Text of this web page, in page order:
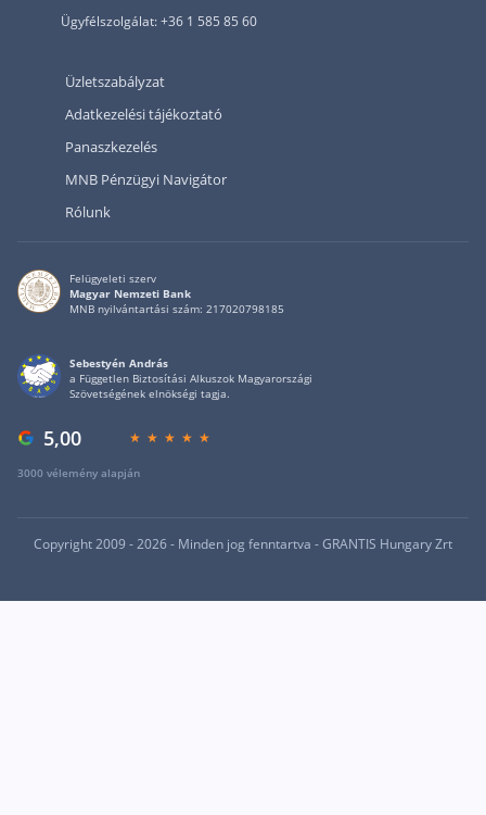
Ügyfélszolgálat: +36 1 585 85 60
Üzletszabályzat
Adatkezelési tájékoztató
Panaszkezelés
MNB Pénzügyi Navigátor
Rólunk
Felügyeleti szerv
Magyar Nemzeti Bank
MNB nyilvántartási szám: 217020798185
Sebestyén András
a Független Biztosítási Alkuszok Magyarországi
Szövetségének elnökségi tagja.
5,00
3000 vélemény alapján
Copyright 2009 - 2026 - Minden jog fenntartva - GRANTIS Hungary Zrt